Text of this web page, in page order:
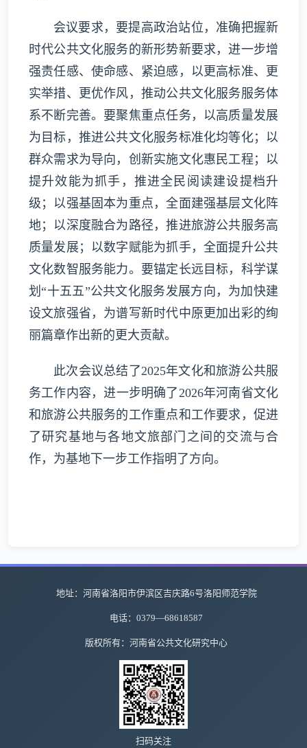
会议要求，要提高政治站位，准确把握新
时代公共文化服务的新形势新要求，进一步增
强责任感、使命感、紧迫感，以更高标准、更
实举措、更优作风，推动公共文化服务服务体
系不断完善。要聚焦重点任务，以高质量发展
为目标，推进公共文化服务标准化均等化；以
群众需求为导向，创新实施文化惠民工程；以
提升效能为抓手，推进全民阅读建设提档升
级；以强基固本为重点，全面建强基层文化阵
地；以深度融合为路径，推进旅游公共服务高
质量发展；以数字赋能为抓手，全面提升公共
文化数智服务能力。要锚定长远目标，科学谋
划“十五五”公共文化服务发展方向，为加快建
设文旅强省，为谱写新时代中原更加出彩的绚
丽篇章作出新的更大贡献。
此次会议总结了2025年文化和旅游公共服
务工作内容，进一步明确了2026年河南省文化
和旅游公共服务的工作重点和工作要求，促进
了研究基地与各地文旅部门之间的交流与合
作，为基地下一步工作指明了方向。
地址：河南省洛阳市伊滨区吉庆路6号洛阳师范学院
电话：0379—68618587
版权所有：河南省公共文化研究中心
扫码关注